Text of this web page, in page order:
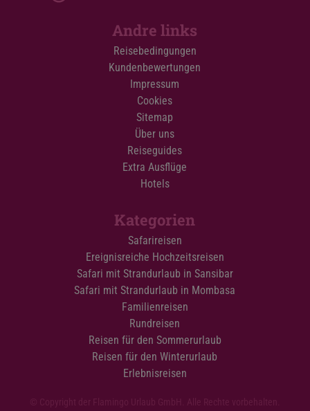
Andre links
Reisebedingungen
Kundenbewertungen
Impressum
Cookies
Sitemap
Über uns
Reiseguides
Extra Ausflüge
Hotels
Kategorien
Safarireisen
Ereignisreiche Hochzeitsreisen
Safari mit Strandurlaub in Sansibar
Safari mit Strandurlaub in Mombasa
Familienreisen
Rundreisen
Reisen für den Sommerurlaub
Reisen für den Winterurlaub
Erlebnisreisen